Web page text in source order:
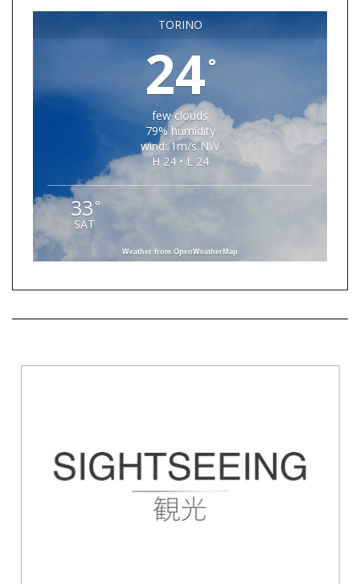
TORINO
24°
few clouds
79% humidity
wind: 1m/s NW
H 24 • L 24
33 °
SAT
Weather from OpenWeatherMap